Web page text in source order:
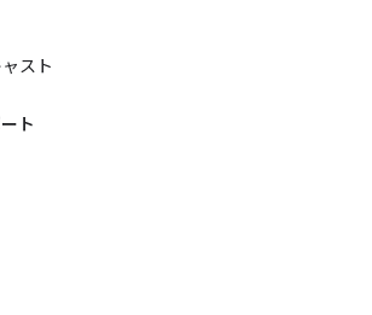
スト
ト